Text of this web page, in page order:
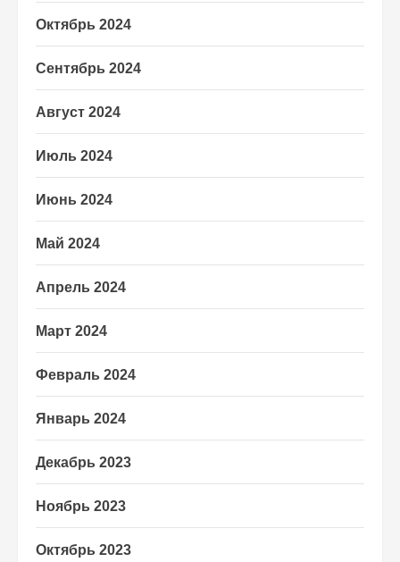
Октябрь 2024
Сентябрь 2024
Август 2024
Июль 2024
Июнь 2024
Май 2024
Апрель 2024
Март 2024
Февраль 2024
Январь 2024
Декабрь 2023
Ноябрь 2023
Октябрь 2023